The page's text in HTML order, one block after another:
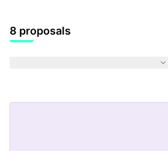
8 proposals